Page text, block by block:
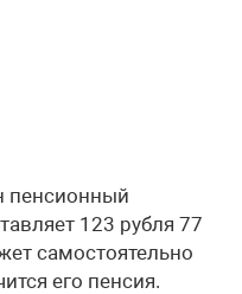
пенсионный
123 рубля 77
самостоятельно
его пенсия.